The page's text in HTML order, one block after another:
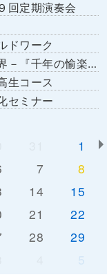
回定期演奏会
ドワーク
楽』『奇蹟』より－」
コース
セミナー
1
7
8
14
15
21
22
28
29
5